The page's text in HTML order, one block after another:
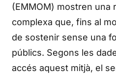
(EMMOM) mostren una
complexa que, fins al
de sostenir sense una
públics. Segons les
accés aquest mitjà, el